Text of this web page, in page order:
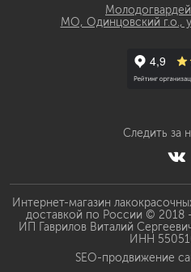
МО, Одинцовский г.о.,
Следить за
Интернет-магазин
доставкой по России © 2018
ИП Гаврилов Виталий
ИНН
SEO-продвижение